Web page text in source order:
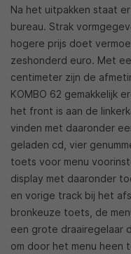
Na het uitpakken staat
bureau. Strak
hogere prijs doet
zeshonderd euro. Met
centimeter zijn de
KOMBO 62 gemakkelijk
het front is aan de
vinden met daaronder
geladen cd, vier
toets voor menu
display met daaronder
en vorige track bij het
bronkeuze toets, de
een grote draairegelaar
om door het menu heen